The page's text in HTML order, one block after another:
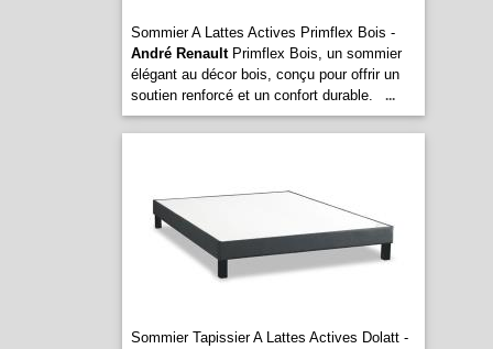
Sommier A Lattes Actives Primflex Bois -
André RenaultPrimflex Bois, un sommier
élégant au décor bois, conçu pour offrir un
soutien renforcé et un confort durable.
...
Sommier Tapissier A Lattes Actives Dolatt -